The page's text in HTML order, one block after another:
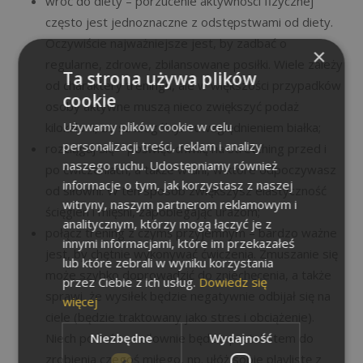
często jest jednoznaczne z odstępstwami od diety.
Oczywiście najważniejsze jest, by zadbać o
regularne, zdrowe, zbilansowane posiłki. Wiele zależy
od charaktery treningu, ale w większości przypadków
osoby aktywne muszą nieco zwiększyć podaż
kilokalorii, ze szczególnym uwzględnieniem białka;
rozciągaj się – poświęć chwilę na stretching przed i
po ćwiczeniach, a także w dni, w które odpoczywasz
od siłowni. W ten sposób zwiększysz elastyczność
ścięgien i mięśni, zapobiegając urazom;
połącz trening z czymś przyjemnym – bardzo ważne
jest, by chętnie wykonywać ćwiczenia. Zmuszanie się
może szybko doprowadzić do zniechęcenia, a także
sprawi, że wysiłek będzie negatywnie odbijał się na
Niech powrót na siłownie będzie pretekstem do
zrobienia czegoś miłego, np. ułóż sobie playlistę z
×
Ta strona używa plików
cookie
Używamy plików cookie w celu
personalizacji treści, reklam i analizy
naszego ruchu. Udostępniamy również
informacje o tym, jak korzystasz z naszej
witryny, naszym partnerom reklamowym i
analitycznym, którzy mogą łączyć je z
innymi informacjami, które im przekazałeś
lub które zebrali w wyniku korzystania
przez Ciebie z ich usług. Dowiedz się
więcej
Niezbędne Wydajność